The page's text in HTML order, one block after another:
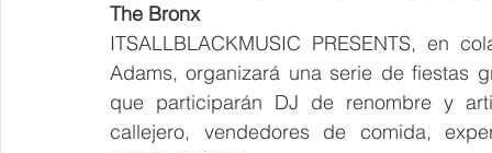
The Bronx
ITSALLBLACKMUSIC PRESENTS, en
Adams, organizará una serie de fiestas
que participarán DJ de renombre y
callejero, vendedores de comida,